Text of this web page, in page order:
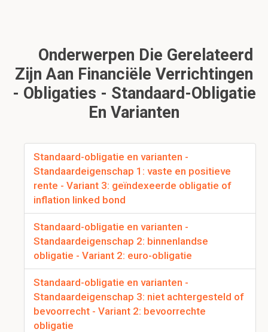
Onderwerpen Die Gerelateerd
Zijn Aan Financiële Verrichtingen
- Obligaties - Standaard-Obligatie
En Varianten
Standaard-obligatie en varianten -
Standaardeigenschap 1: vaste en positieve
rente - Variant 3: geïndexeerde obligatie of
inflation linked bond
Standaard-obligatie en varianten -
Standaardeigenschap 2: binnenlandse
obligatie - Variant 2: euro-obligatie
Standaard-obligatie en varianten -
Standaardeigenschap 3: niet achtergesteld of
bevoorrecht - Variant 2: bevoorrechte
obligatie